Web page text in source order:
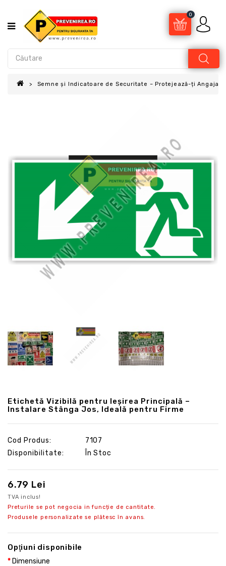
0
Semne și Indicatoare de Securitate – Protejează-ți
Etichetă Vizibilă pentru Ieșirea Principală –
Instalare Stânga Jos, Ideală pentru Firme
Cod Produs:
7107
Disponibilitate:
În Stoc
6.79 Lei
TVA inclus!
Preturile se pot negocia in funcție de cantitate.
Produsele personalizate se plătesc în avans.
Opţiuni disponibile
Dimensiune